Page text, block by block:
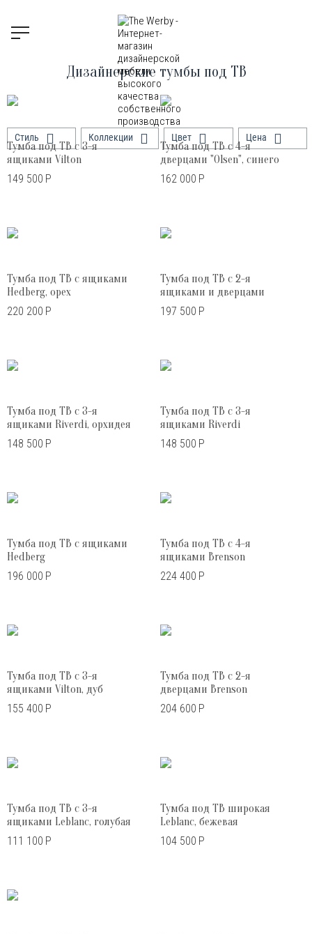
Стиль Коллекции Цвет Цена
Дизайнерские тумбы под ТВ
Тумба под ТВ с 3-я
ящиками Vilton
149 500 Р
Тумба под ТВ с 4-я
дверцами "Olsen", синего
цвета
162 000 Р
Тумба под ТВ с ящиками
Hedberg, орех
220 200 Р
Тумба под ТВ с 2-я
ящиками и дверцами
"Olsen", синего цвета
197 500 Р
Тумба под ТВ с 3-я
ящиками Riverdi, орхидея
148 500 Р
Тумба под ТВ с 3-я
ящиками Riverdi
148 500 Р
Тумба под ТВ с ящиками
Hedberg
196 000 Р
Тумба под ТВ с 4-я
ящиками Brenson
224 400 Р
Тумба под ТВ с 3-я
ящиками Vilton, дуб
155 400 Р
Тумба под ТВ с 2-я
дверцами Brenson
204 600 Р
Тумба под ТВ с 3-я
ящиками Leblanc, голубая
111 100 Р
Тумба под ТВ широкая
Leblanc, бежевая
104 500 Р